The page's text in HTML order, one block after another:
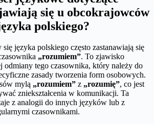
się u obcokrajowców
polskiego?
języka polskiego często zastanawiają się
„rozumiem”. To zjawisko
odmiany tego czasownika, który należy do
zasady tworzenia form osobowych.
mylą „rozumiem” z „rozumię”, co jest
zniekształcenia w komunikacji. Ta
z analogii do innych języków lub z
czasownikami.